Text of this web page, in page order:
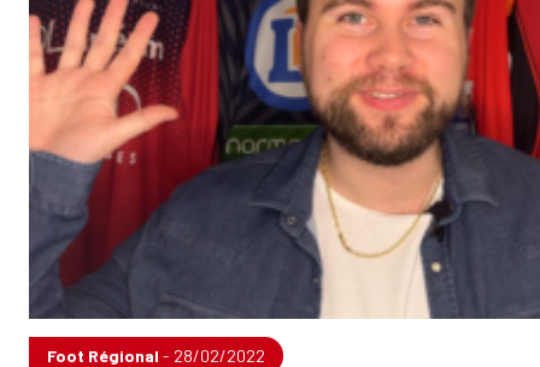
Foot Régional - 28/02/2022